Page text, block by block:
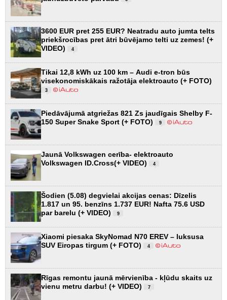
3600 EUR pret 255 EUR? Neatradu auto jumta telts
priekšrocības pret ātri būvējamo telti uz zemes! (+
VIDEO)
4
Tikai 12,8 kWh uz 100 km – Audi e-tron būs
visekonomiskākais ražotāja elektroauto (+ FOTO)
3
Piedāvājumā atgriežas 821 Zs jaudīgais Shelby F-
150 Super Snake Sport (+ FOTO)
9
Jaunā Volkswagen cerība- elektroauto
Volkswagen ID.Cross(+ VIDEO)
4
Šodien (5.08) degvielai akcijas cenas: Dīzelis
1.817 un 95. benzīns 1.737 EUR! Nafta 75.6 USD
par barelu (+ VIDEO)
9
Xiaomi piesaka SkyNomad N70 EREV – luksusa
SUV Eiropas tirgum (+ FOTO)
4
Rīgas remontu jaunā mērvienība - kļūdu skaits uz
vienu metru darbu! (+ VIDEO)
7